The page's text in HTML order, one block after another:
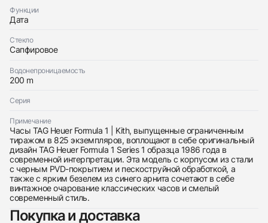
Функции
Дата
Стекло
Сапфировое
Водонепроницаемость
200 m
Серия
Примечание
Часы TAG Heuer Formula 1 | Kith, выпущенные ограниченным
тиражом в 825 экземпляров, воплощают в себе оригинальный
дизайн TAG Heuer Formula 1 Series 1 образца 1986 года в
современной интерпретации. Эта модель с корпусом из стали
с черным PVD-покрытием и пескоструйной обработкой, а
также с ярким безелем из синего арнита сочетают в себе
винтажное очарование классических часов и смелый
современный стиль.
Покупка и доставка
с вами
Отправить заявку
Приложите фото ваших часов…
Отправить заявку